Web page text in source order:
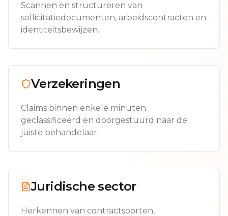
Scannen en structureren van
sollicitatiedocumenten, arbeidscontracten en
identiteitsbewijzen.
Verzekeringen
Claims binnen enkele minuten
geclassificeerd en doorgestuurd naar de
juiste behandelaar.
Juridische sector
Herkennen van contractsoorten,